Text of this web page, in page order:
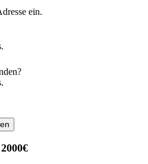
ein.